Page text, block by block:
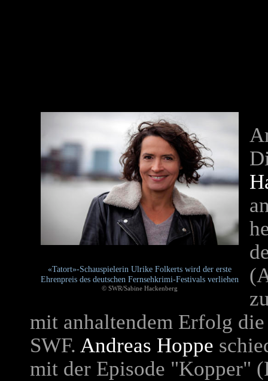
«Tatort»-Schauspielerin Ulrike Folkerts wird der erste
Ehrenpreis des deutschen Fernsehkrimi-Festivals verliehen
© SWR/Sabine Hackenberg
mit anhaltendem Erfolg
SWF. Andreas Hoppe
mit der Episode "Kopper"